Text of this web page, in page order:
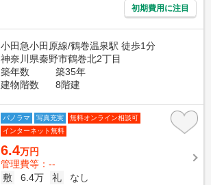
初期費用に注目
小田急小田原線/鶴巻温泉駅 徒歩1分
神奈川県秦野市鶴巻北2丁目
築年数
築35年
建物階数
8階建
パノラマ 写真充実
無料オンライン相談可
インターネット無料
6.4万円
管理費等：--
敷
6.4万 礼
なし